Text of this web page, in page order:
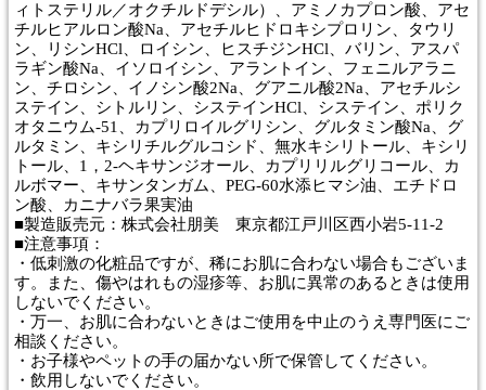
ィトステリル／オクチルドデシル）、アミノカプロン酸、アセ
チルヒアルロン酸Na、アセチルヒドロキシプロリン、タウリ
ン、リシンHCl、ロイシン、ヒスチジンHCl、バリン、アスパ
ラギン酸Na、イソロイシン、アラントイン、フェニルアラニ
ン、チロシン、イノシン酸2Na、グアニル酸2Na、アセチルシ
ステイン、シトルリン、システインHCl、システイン、ポリク
オタニウム-51、カプリロイルグリシン、グルタミン酸Na、グ
ルタミン、キシリチルグルコシド、無水キシリトール、キシリ
トール、1，2-ヘキサンジオール、カプリリルグリコール、カ
ルボマー、キサンタンガム、PEG-60水添ヒマシ油、エチドロ
ン酸、カニナバラ果実油
■製造販売元：株式会社朋美 東京都江戸川区西小岩5-11-2
■注意事項：
・低刺激の化粧品ですが、稀にお肌に合わない場合もございま
す。また、傷やはれもの湿疹等、お肌に異常のあるときは使用
しないでください。
・万一、お肌に合わないときはご使用を中止のうえ専門医にご
相談ください。
・お子様やペットの手の届かない所で保管してください。
・飲用しないでください。